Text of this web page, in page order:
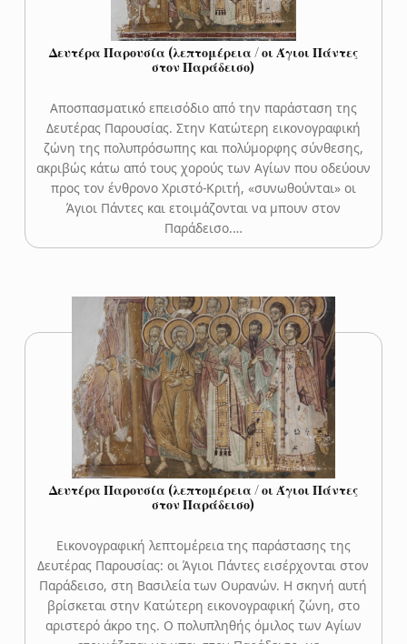
Δευτέρα Παρουσία (λεπτομέρεια / οι Άγιοι Πάντες
στον Παράδεισο)
Αποσπασματικό επεισόδιο από την παράσταση της
Δευτέρας Παρουσίας. Στην Κατώτερη εικονογραφική
ζώνη της πολυπρόσωπης και πολύμορφης σύνθεσης,
ακριβώς κάτω από τους χορούς των Αγίων που οδεύουν
προς τον ένθρονο Χριστό-Κριτή, «συνωθούνται» οι
Άγιοι Πάντες και ετοιμάζονται να μπουν στον
Παράδεισο.…
Δευτέρα Παρουσία (λεπτομέρεια / οι Άγιοι Πάντες
στον Παράδεισο)
Εικονογραφική λεπτομέρεια της παράστασης της
Δευτέρας Παρουσίας: οι Άγιοι Πάντες εισέρχονται στον
Παράδεισο, στη Βασιλεία των Ουρανών. Η σκηνή αυτή
βρίσκεται στην Κατώτερη εικονογραφική ζώνη, στο
αριστερό άκρο της. Ο πολυπληθής όμιλος των Αγίων